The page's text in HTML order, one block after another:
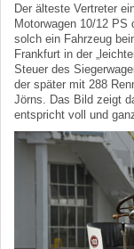
Der älteste Vertreter
Motorwagen 10/12
solch ein Fahrzeug
Frankfurt in der
Steuer des
der später mit 288
Jörns. Das Bild zeigt
entspricht voll und